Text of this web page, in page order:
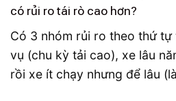
có rủi ro tái rò cao hơn?
Có 3 nhóm rủi ro theo thứ
vụ (chu kỳ tải cao), xe lâu
rồi xe ít chạy nhưng để lâu